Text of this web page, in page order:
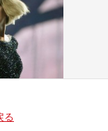
る